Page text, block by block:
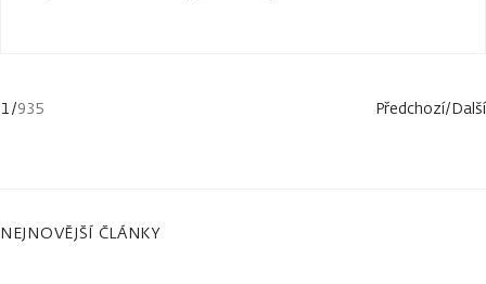
1/935 Předchozí/Další
NEJNOVĚJŠÍ ČLÁNKY